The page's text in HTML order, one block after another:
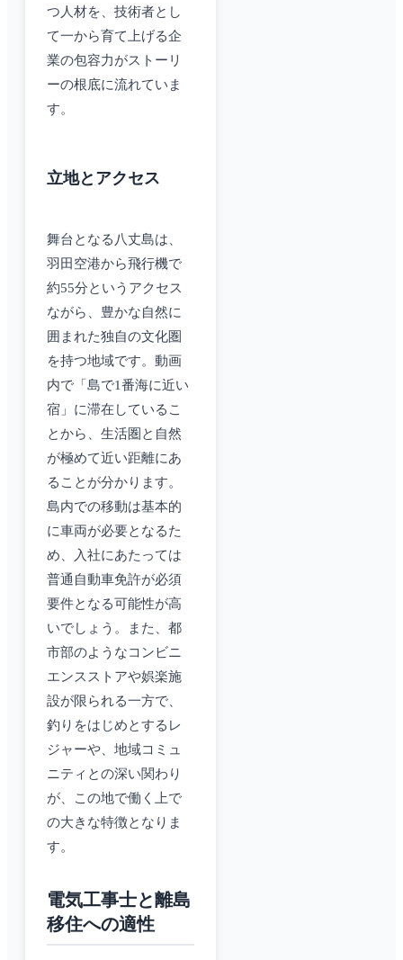
つ人材を、技術者とし
て一から育て上げる企
業の包容力がストーリ
ーの根底に流れていま
す。
立地とアクセス
舞台となる八丈島は、
羽田空港から飛行機で
約55分というアクセス
ながら、豊かな自然に
囲まれた独自の文化圏
を持つ地域です。動画
内で「島で1番海に近い
宿」に滞在しているこ
とから、生活圏と自然
が極めて近い距離にあ
ることが分かります。
島内での移動は基本的
に車両が必要となるた
め、入社にあたっては
普通自動車免許が必須
要件となる可能性が高
いでしょう。また、都
市部のようなコンビニ
エンスストアや娯楽施
設が限られる一方で、
釣りをはじめとするレ
ジャーや、地域コミュ
ニティとの深い関わり
が、この地で働く上で
の大きな特徴となりま
す。
電気工事士と離島
移住への適性